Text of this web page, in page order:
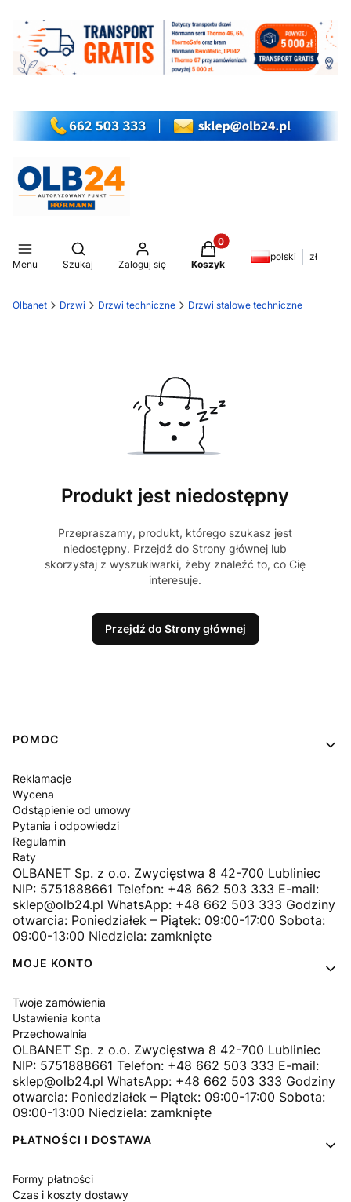
Menu
Otwórz wyszukiwarkę
Szukaj Zaloguj się
Produkty w koszyku: 0.
Koszyk
polski zł
Olbanet Drzwi Drzwi techniczne Drzwi stalowe techniczne
Produkt jest niedostępny
Przepraszamy, produkt, którego szukasz jest
niedostępny. Przejdź do Strony głównej lub
skorzystaj z wyszukiwarki, żeby znaleźć to, co Cię
interesuje.
Przejdź do Strony głównej
Linki w stopce
POMOC
Reklamacje
Wycena
Odstąpienie od umowy
Pytania i odpowiedzi
Regulamin
Raty
OLBANET Sp. z o.o. Zwycięstwa 8 42-700 Lubliniec
NIP: 5751888661 Telefon: +48 662 503 333 E-mail:
sklep@olb24.pl WhatsApp: +48 662 503 333 Godziny
otwarcia: Poniedziałek – Piątek: 09:00-17:00 Sobota:
09:00-13:00 Niedziela: zamknięte
MOJE KONTO
Twoje zamówienia
Ustawienia konta
Przechowalnia
OLBANET Sp. z o.o. Zwycięstwa 8 42-700 Lubliniec
NIP: 5751888661 Telefon: +48 662 503 333 E-mail:
sklep@olb24.pl WhatsApp: +48 662 503 333 Godziny
otwarcia: Poniedziałek – Piątek: 09:00-17:00 Sobota:
09:00-13:00 Niedziela: zamknięte
PŁATNOŚCI I DOSTAWA
Formy płatności
Czas i koszty dostawy